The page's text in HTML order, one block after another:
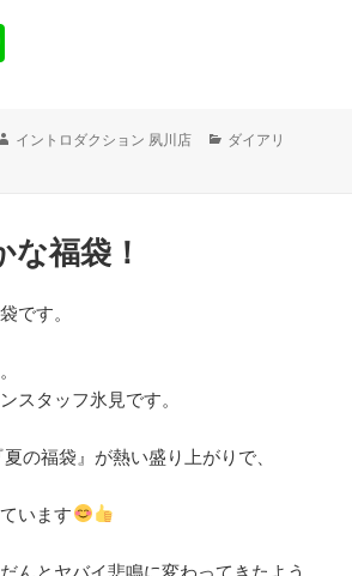
作
イントロダクション 夙川店
カ
ダイアリ
福袋！
です。
スタッフ氷見です。
の福袋』が熱い盛り上がりで、
います
んとヤバイ悲鳴に変わってきたよう